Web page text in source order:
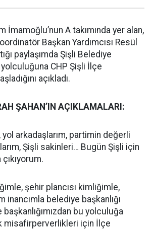
İmamoğlu’nun A takımında yer alan,
Başkan Yardımcısı Resül
paylaşımda Şişli Belediye
yolculuğuna CHP Şişli İlçe
açıkladı.
ŞAHAN’IN AÇIKLAMALARI:
arkadaşlarım, partimin değerli
Şişli sakinleri… Bugün Şişli için
şehir plancısı kimliğimle,
inancımla belediye başkanlığı
başkanlığımızdan bu yolculuğa
misafirperverlikleri için İlçe